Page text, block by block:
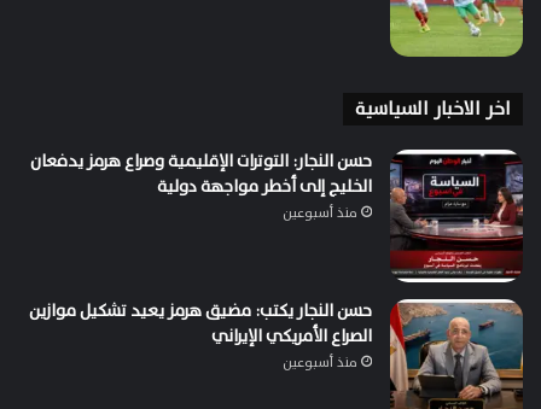
اخر الاخبار السياسية
حسن النجار: التوترات الإقليمية وصراع هرمز يدفعان
الخليج إلى أخطر مواجهة دولية
منذ أسبوعين
حسن النجار يكتب: مضيق هرمز يعيد تشكيل موازين
الصراع الأمريكي الإيراني
منذ أسبوعين